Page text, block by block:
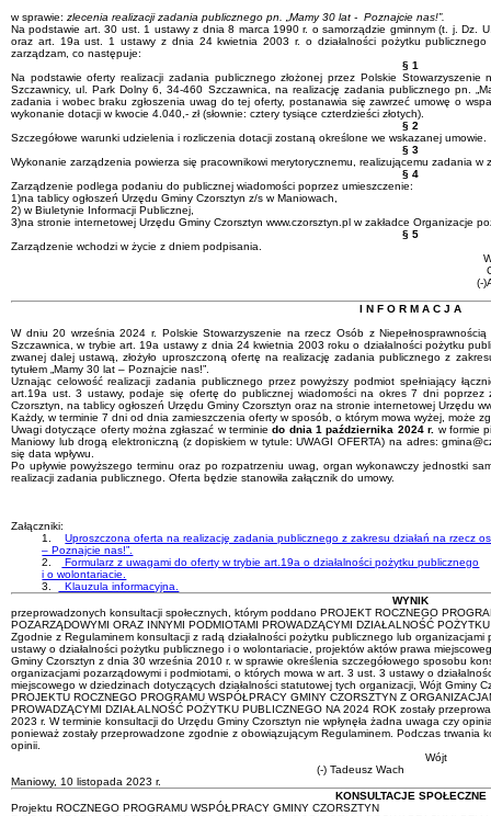
w sprawie: zlecenia realizacji zadania publicznego pn. „Mamy 30 lat - Poznajcie nas!”.
Na podstawie art. 30 ust. 1 ustawy z dnia 8 marca 1990 r. o samorządzie gminnym (t. j. Dz.
oraz art. 19a ust. 1 ustawy z dnia 24 kwietnia 2003 r. o działalności pożytku
zarządzam, co następuje:
§ 1
Na podstawie oferty realizacji zadania publicznego złożonej przez Polskie
Szczawnicy, ul. Park Dolny 6, 34-460 Szczawnica, na realizację zadania publicznego pn.
zadania i wobec braku zgłoszenia uwag do tej oferty, postanawia się zawrzeć umowę o
wykonanie dotacji w kwocie 4.040,- zł (słownie: cztery tysiące czterdzieści złotych).
§ 2
Szczegółowe warunki udzielenia i rozliczenia dotacji zostaną określone we wskazanej umowie.
§ 3
Wykonanie zarządzenia powierza się pracownikowi merytorycznemu, realizującemu zadania w
§ 4
Zarządzenie podlega podaniu do publicznej wiadomości poprzez umieszczenie:
1)na tablicy ogłoszeń Urzędu Gminy Czorsztyn z/s w Maniowach,
2) w Biuletynie Informacji Publicznej,
3)na stronie internetowej Urzędu Gminy Czorsztyn www.czorsztyn.pl w zakładce Organizacje
§ 5
Zarządzenie wchodzi w życie z dniem podpisania.
(-
I N F O R M A C J A
W dniu 20 września 2024 r. Polskie Stowarzyszenie na rzecz Osób z
Szczawnica, w trybie art. 19a ustawy z dnia 24 kwietnia 2003 roku o działalności pożytku
zwanej dalej ustawą, złożyło uproszczoną ofertę na realizację zadania publicznego z
tytułem „Mamy 30 lat – Poznajcie nas!”.
Uznając celowość realizacji zadania publicznego przez powyższy podmiot spełniający
art.19a ust. 3 ustawy, podaje się ofertę do publicznej wiadomości na okres 7 dni poprzez
Czorsztyn, na tablicy ogłoszeń Urzędu Gminy Czorsztyn oraz na stronie internetowej Urzędu
Każdy, w terminie 7 dni od dnia zamieszczenia oferty w sposób, o którym mowa wyżej, może
Uwagi dotyczące oferty można zgłaszać w terminiedo dnia 1 października 2024 r. w formie
Maniowy lub drogą elektroniczną (z dopiskiem w tytule: UWAGI OFERTA) na adres:
się data wpływu.
Po upływie powyższego terminu oraz po rozpatrzeniu uwag, organ wykonawczy jednostki
realizacji zadania publicznego. Oferta będzie stanowiła załącznik do umowy.
Załączniki:
1.Uproszczona oferta na realizację zadania publicznego z zakresu działań na rzecz
– Poznajcie nas!”.
2.
Formularz z uwagami do oferty w trybie art.19a o działalności pożytku publicznego
i o wolontariacie.
3.
Klauzula informacyjna.
WYNIK
przeprowadzonych konsultacji społecznych, którym poddano PROJEKT ROCZNEGO
POZARZĄDOWYMI ORAZ INNYMI PODMIOTAMI PROWADZĄCYMI DZIAŁALNOŚĆ
Zgodnie z Regulaminem konsultacji z radą działalności pożytku publicznego lub
ustawy o działalności pożytku publicznego i o wolontariacie, projektów aktów prawa
Gminy Czorsztyn z dnia 30 września 2010 r. w sprawie określenia szczegółowego sposobu
organizacjami pozarządowymi i podmiotami, o których mowa w art. 3 ust. 3 ustawy o
miejscowego w dziedzinach dotyczących działalności statutowej tych organizacji, Wójt Gminy
PROJEKTU ROCZNEGO PROGRAMU WSPÓŁPRACY GMINY CZORSZTYN Z
PROWADZĄCYMI DZIAŁALNOŚĆ POŻYTKU PUBLICZNEGO NA 2024 ROK zostały
2023 r. W terminie konsultacji do Urzędu Gminy Czorsztyn nie wpłynęła żadna uwaga czy
ponieważ zostały przeprowadzone zgodnie z obowiązującym Regulaminem. Podczas trwania
opinii.
Wójt
(-) Tadeusz Wach
Maniowy, 10 listopada 2023 r.
KONSULTACJE SPOŁECZNE
Projektu ROCZNEGO PROGRAMU WSPÓŁPRACY GMINY CZORSZTYN